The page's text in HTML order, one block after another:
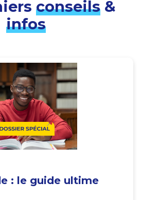
conseils&
infos
: le guide ultime